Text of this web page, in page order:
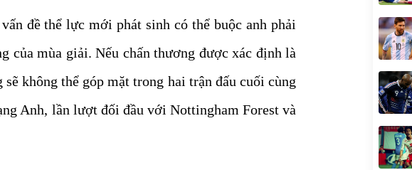
đề thể lực mới phát sinh có thể buộc anh phải
của mùa giải. Nếu chấn thương được xác định là
không thể góp mặt trong hai trận đấu cuối cùng
Anh, lần lượt đối đầu với Nottingham Forest và